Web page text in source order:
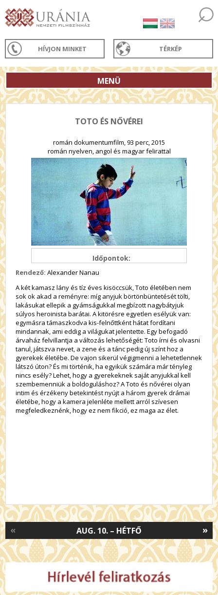
HÍVJON MINKET TÉRKÉP
MENÜ
TOTO ÉS NŐVÉREI
román dokumentumfilm, 93 perc, 2015
román nyelven, angol és magyar felirattal
Időpontok:
Rendező: Alexander Nanau
A két kamasz lány és tíz éves kisöccsük, Toto életében nem
sok ok akad a reményre: míg anyjuk börtönbüntetését tölti,
lakásukat ellepik a gyámságukkal megbízott nagybátyjuk
súlyos heroinista barátai. A kitörésre egyetlen esélyük van:
egymásra támaszkodva kis-felnőttként hátat fordítani
mindannak, ami eddig a világukat jelentette. Egy befogadó
árvaház felvillantja a változás lehetőségét: Toto írni és olvasni
tanul, játszva nevet, a zene és a tánc pedig új színt hoz a
gyerekek életébe. De vajon sikerül végigmenni a lehetetlennek
látszó úton? És mi történik, ha egyikük számára már tényleg
nincs esély? Lehet, hogy a gyerekeknek saját anyjukkal kell
szembemenniük a boldoguláshoz? A Toto és nővérei olyan
intim és érzékeny betekintést nyújt a három gyerek drámai
életébe, hogy a kamera jelenléte mellett arról szívesen
megfeledkeznénk, hogy ez nem fikció, ez maga az élet.
»
AUG. 10. – HÉTFŐ
«